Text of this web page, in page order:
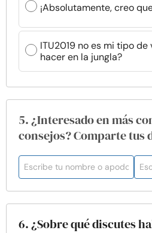
¡Absolutamente, creo
ITU2019 no es mi tipo
hacer en la jungla?
5. ¿Interesado en más
consejos? Comparte tus
6. ¿Sobre qué discutes